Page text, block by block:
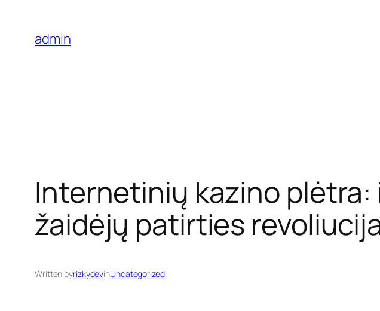
content
admin
Internetinių kazino
žaidėjų patirties
Written byrizkydevinUncategorized